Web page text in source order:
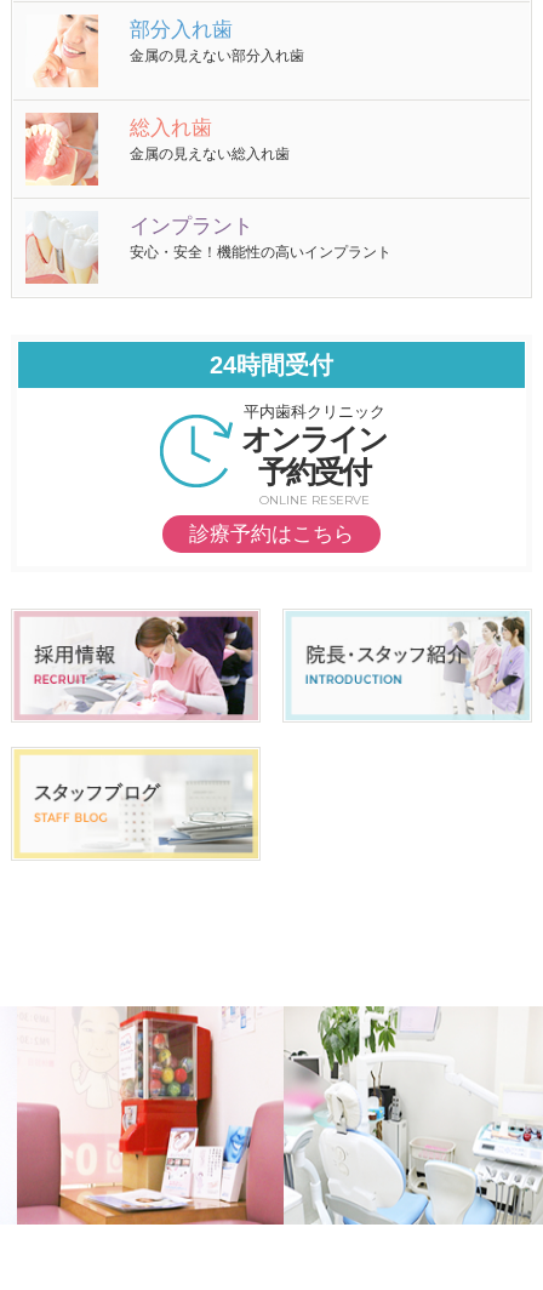
部分入れ歯
金属の見えない部分入れ歯
総入れ歯
金属の見えない総入れ歯
インプラント
安心・安全！機能性の高いインプラント
24時間受付
平内歯科クリニック
オンライン
予約受付
ONLINE RESERVE
診療予約はこちら